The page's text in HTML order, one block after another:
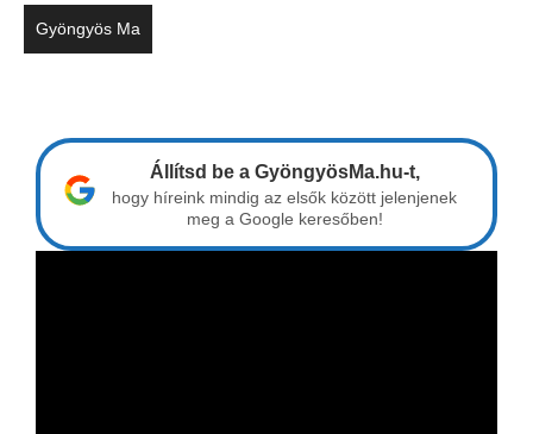
Gyöngyös Ma
Állítsd be a GyöngyösMa.hu-t,
hogy híreink mindig az elsők között jelenjenek
meg a Google keresőben!